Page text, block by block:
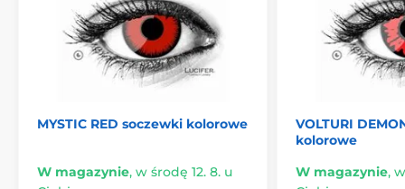
MYSTIC RED soczewki kolorowe
W magazynie, w środę 12. 8. u
VOLTURI
kolorowe
W magazynie,